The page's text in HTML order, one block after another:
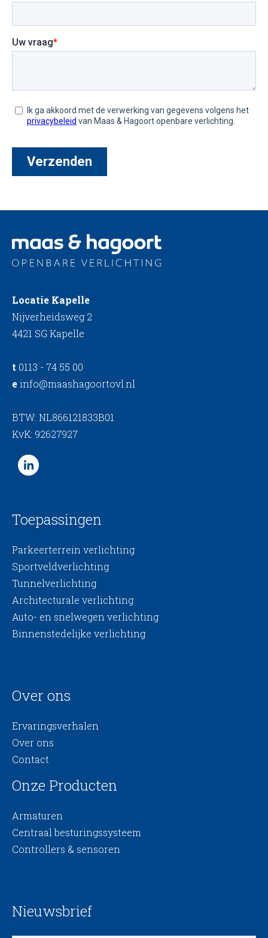
Locatie Kapelle
Nijverheidsweg 2
4421 SG Kapelle
t 0113 - 74 55 00
einfo@maashagoortovl.nl
BTW: NL866121833B01
KvK: 92627927
Toepassingen
Parkeerterrein verlichting
Sportveldverlichting
Tunnelverlichting
Architecturale verlichting
Auto- en snelwegen verlichting
Binnenstedelijke verlichting
Over ons
Ervaringsverhalen
Over ons
Contact
Onze Producten
Armaturen
Centraal besturingssysteem
Controllers & sensoren
Nieuwsbrief